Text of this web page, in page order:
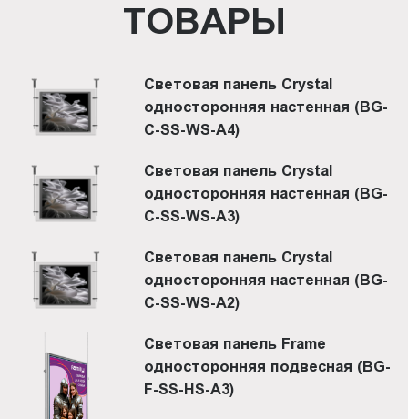
ТОВАРЫ
Световая панель Crystal
односторонняя настенная (BG-
C-SS-WS-A4)
Световая панель Crystal
односторонняя настенная (BG-
C-SS-WS-A3)
Световая панель Crystal
односторонняя настенная (BG-
C-SS-WS-A2)
Световая панель Frame
односторонняя подвесная (BG-
F-SS-HS-A3)